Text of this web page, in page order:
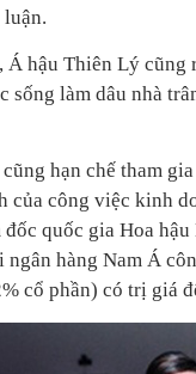
Á hậu Thiên Lý
sống làm dâu nhà
hạn chế tham
của công việc kinh
quốc gia Hoa
hàng Nam Á
cổ phần) có trị giá